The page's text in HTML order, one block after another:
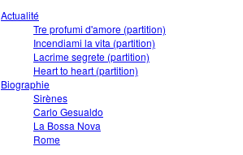
Actualité
Tre profumi d'amore (partition)
Incendiami la vita (partition)
Lacrime segrete (partition)
Heart to heart (partition)
Biographie
Sirènes
Carlo Gesualdo
La Bossa Nova
Rome